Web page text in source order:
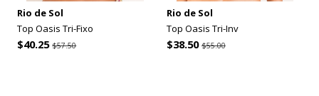
Rio de Sol
Top Oasis Tri-Fixo
$40.25$57.50
Rio de Sol
Top Oasis Tri-Inv
$38.50 $55.00